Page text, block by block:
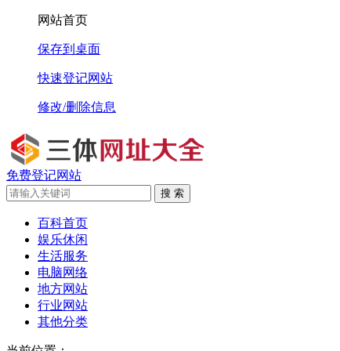
网站首页
保存到桌面
快速登记网站
修改/删除信息
免费登记网站
搜 索
百科首页
娱乐休闲
生活服务
电脑网络
地方网站
行业网站
其他分类